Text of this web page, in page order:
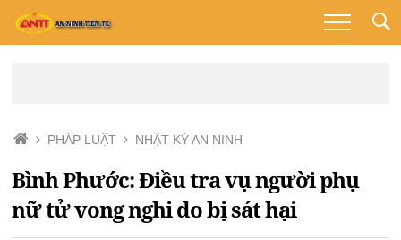
PHÁP LUẬT NHẬT KÝ AN NINH
Bình Phước: Điều tra vụ người phụ
nữ tử vong nghi do bị sát hại